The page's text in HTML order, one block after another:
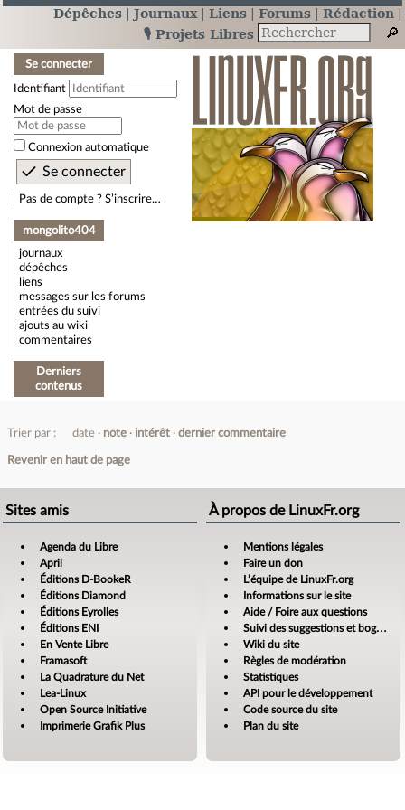
Dépêches Journaux Liens Forums
Rédaction
🎙️ Projets Libres
Se connecter
Identifiant
Mot de passe
Connexion automatique
Pas de compte ? S’inscrire…
mongolito404
journaux
dépêches
liens
messages sur les forums
entrées du suivi
ajouts au wiki
commentaires
Derniers
contenus
Trier par : date note intérêt dernier commentaire
Revenir en haut de page
Sites amis
Agenda du Libre
April
Éditions D-BookeR
Éditions Diamond
Éditions Eyrolles
Éditions ENI
En Vente Libre
Framasoft
La Quadrature du Net
Lea-Linux
Open Source Initiative
Imprimerie Grafik Plus
À propos de LinuxFr.org
Mentions légales
Faire un don
L’équipe de LinuxFr.org
Informations sur le site
Aide / Foire aux questions
Suivi des suggestions et bogues
Wiki du site
Règles de modération
Statistiques
API pour le développement
Code source du site
Plan du site